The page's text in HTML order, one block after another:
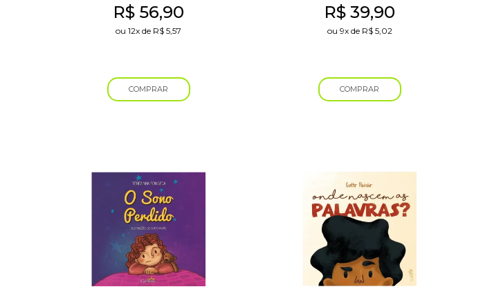
R$ 56,90
ou 12x de R$ 5,57
COMPRAR
R$ 39,90
ou 9xde R$5,02
COMPRAR